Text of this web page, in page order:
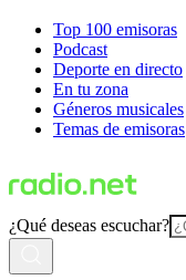
Top 100 emisoras
Podcast
Deporte en directo
En tu zona
Géneros musicales
Temas de emisoras
¿Qué deseas escuchar?